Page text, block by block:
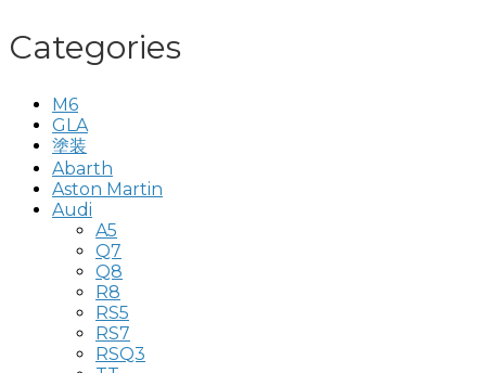
Categories
M6
GLA
塗装
Abarth
Aston Martin
Audi
A5
Q7
Q8
R8
RS5
RS7
RSQ3